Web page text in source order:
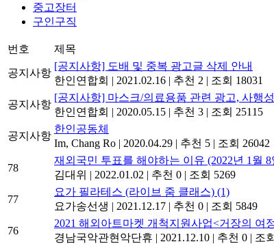
중고장터
구인구직
번호 제목
공지사항
[공지사항] 도배 및 중복 광고글 삭제 안내
한인연합회 | 2021.02.16 | 추천 2 | 조회 18031
공지사항
[공지사항] 마스크/의료용품 관련 광고, 사행
한인연합회 | 2020.05.15 | 추천 3 | 조회 25115
공지사항
한인공동체
Im, Chang Ro | 2020.04.29 | 추천 5 | 조회 26042
78
재외국민 투표를 해야하는 이유 (2022년 1월
김대위 | 2022.01.02 | 추천 0 | 조회 5269
77
요가 필라테스 (라이브 줌 클래스) (1)
요가송선생 | 2021.12.17 | 추천 0 | 조회 5849
76
2021 해외아트마켓 개척지원사업<거장의 여
경남국악관현악단휴 | 2021.12.10 | 추천 0 | 조